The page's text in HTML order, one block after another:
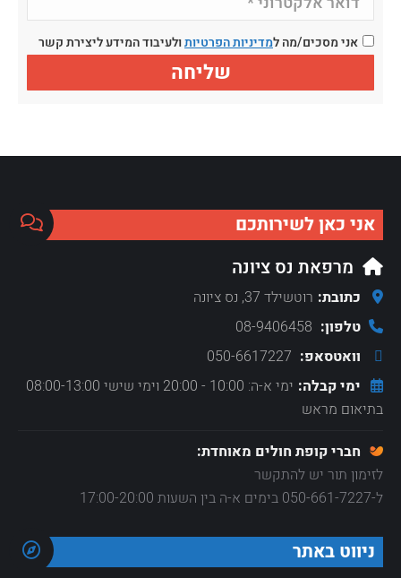
אני מסכים/מה למדיניות הפרטיותולעיבוד המידע ליצירת קשר
אני כאן לשירותכם
מרפאת נס ציונה
כתובת: רוטשילד 37, נס ציונה
טלפון:
וואטסאפ:
ימי קבלה:
ימי א-ה: 10:00 - 20:00 וימי שישי 08:00-13:00
בתיאום מראש
חברי קופת חולים מאוחדת:
לזימון תור יש להתקשר
ל-050-661-7227 בימים א-ה בין השעות 17:00-20:00
ניווט באתר